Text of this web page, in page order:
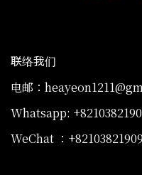
联络我们
电邮：
Whatsapp:
WeChat ：